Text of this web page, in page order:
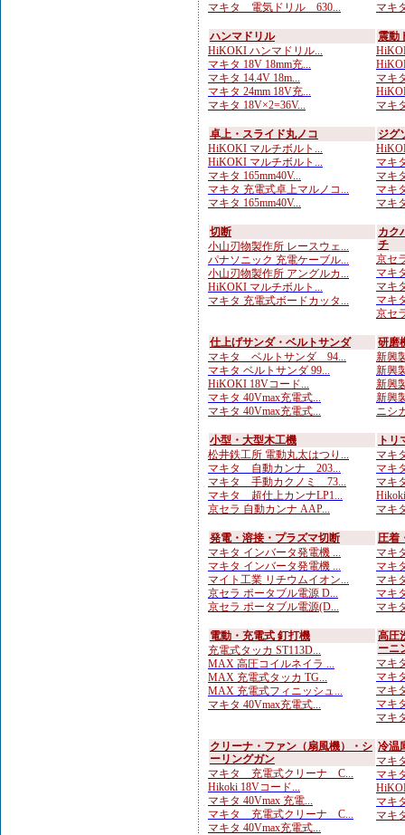
マキタ 電気ドリル 630... マキ
ハンマドリル
HiKOKI ハンマドリル...
マキタ 18V 18mm充...
マキタ 14.4V 18m...
マキタ 24mm 18V充...
マキタ 18V×2=36V...
震動
マキ
マキ
卓上・スライド丸ノコ
HiKOKI マルチボルト...
HiKOKI マルチボルト...
マキタ 165mm40V...
マキタ 充電式卓上マルノコ...
マキタ 165mm40V...
ジグ
マキ
マキ
マキ
マキ
切断
小山刃物製作所 レースウェ...
パナソニック 充電ケーブル...
小山刃物製作所 アングルカ...
HiKOKI マルチボルト...
マキタ 充電式ボードカッタ...
カク
チ
京セ
マキ
マキ
マキ
京セ
仕上げサンダ・ベルトサンダ
マキタ ベルトサンダ 94...
マキタ ベルトサンダ 99...
HiKOKI 18Vコード...
マキタ 40Vmax充電式...
マキタ 40Vmax充電式...
研磨
新興
新興
新興
新興
ニシ
小型・大型木工機
松井鉄工所 電動丸太はつり...
マキタ 自動カンナ 203...
マキタ 手動カクノミ 73...
マキタ 超仕上カンナLP1...
京セラ 自動カンナ AAP...
トリ
マキ
マキ
マキ
マキ
発電・溶接・プラズマ切断
マキタ インバータ発電機 ...
マキタ インバータ発電機 ...
マイト工業 リチウムイオン...
京セラ ポータブル電源 D...
京セラ ポータブル電源(D...
圧着
マキ
マキ
マキ
マキ
マキ
電動・充電式 釘打機
充電式タッカ ST113D...
MAX 高圧コイルネイラ ...
MAX 充電式タッカ TG...
MAX 充電式フィニッシュ...
マキタ 40Vmax充電式...
高圧
ーニ
マキ
マキ
マキ
マキ
マキ
クリーナ・ファン（扇風機）・シ
ーリングガン
マキタ 充電式クリーナ C...
Hikoki 18Vコード...
マキタ 40Vmax 充電...
マキタ 充電式クリーナ C...
マキタ 40Vmax充電式...
冷温
マキ
マキ
マキ
マキ